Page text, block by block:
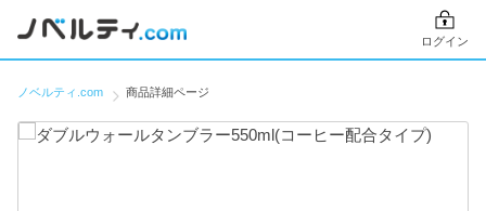
ログイン
ノベルティ.com 商品詳細ページ